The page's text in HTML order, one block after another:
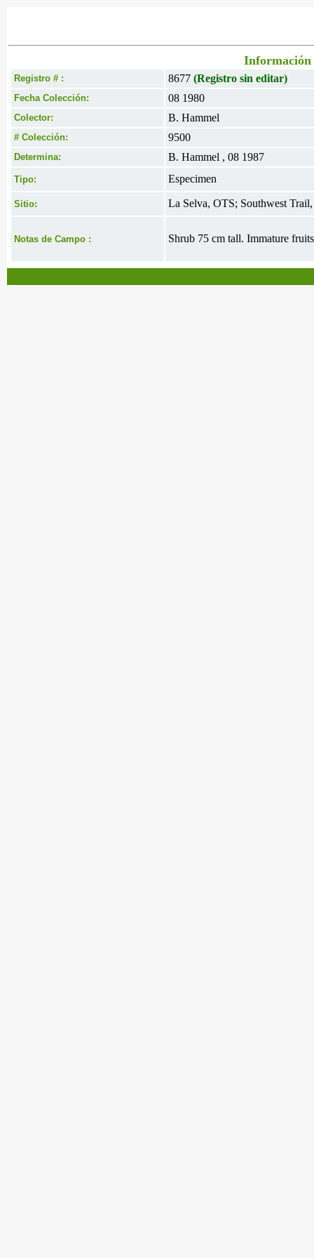
Información
Registro # : 8677 (Registro sin editar)
Fecha Colección: 08 1980
Colector: B. Hammel
# Colección: 9500
Determina: B. Hammel , 08 1987
Tipo: Especimen
Sitio: La Selva, OTS; Southwest
Notas de Campo : Shrub 75 cm tall. Immature